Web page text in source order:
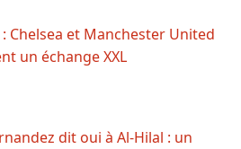
Chelsea et Manchester United
un échange XXL
dit oui à Al-Hilal : un